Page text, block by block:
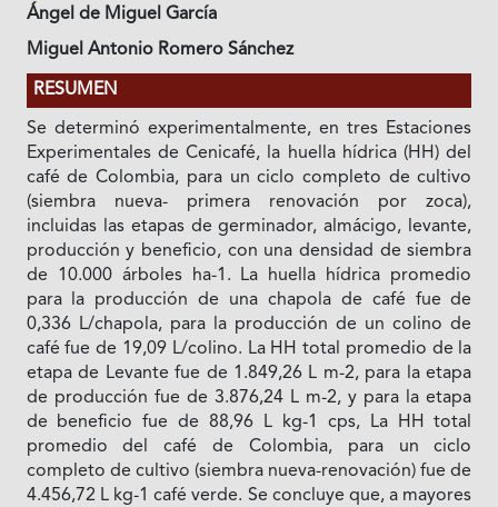
Ángel de Miguel García
Miguel Antonio Romero Sánchez
RESUMEN
Se determinó experimentalmente, en tres Estaciones
Experimentales de Cenicafé, la huella hídrica (HH) del
café de Colombia, para un ciclo completo de cultivo
(siembra nueva- primera renovación por zoca),
incluidas las etapas de germinador, almácigo, levante,
producción y beneficio, con una densidad de siembra
de 10.000 árboles ha-1. La huella hídrica promedio
para la producción de una chapola de café fue de
0,336 L/chapola, para la producción de un colino de
café fue de 19,09 L/colino. La HH total promedio de la
etapa de Levante fue de 1.849,26 L m-2, para la etapa
de producción fue de 3.876,24 L m-2, y para la etapa
de beneficio fue de 88,96 L kg-1 cps, La HH total
promedio del café de Colombia, para un ciclo
completo de cultivo (siembra nueva-renovación) fue de
4.456,72 L kg-1 café verde. Se concluye que, a mayores